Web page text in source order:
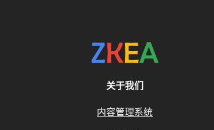
关于我们
内容管理系统